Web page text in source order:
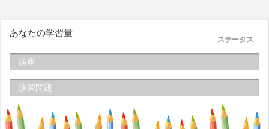
ステータス
あなたの学習量
講座
演習問題